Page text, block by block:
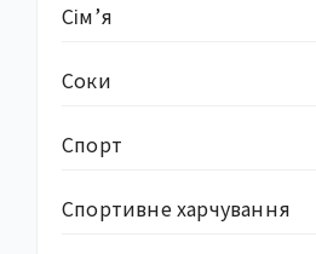
Сім’я
Соки
Спорт
Спортивне харчування